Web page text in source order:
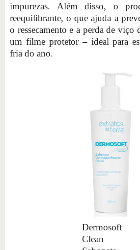
impurezas. Além disso, o
reequilibrante, o que ajuda a
o ressecamento e a perda de
um filme protetor – ideal para
fria do ano.
Dermosoft
Clean